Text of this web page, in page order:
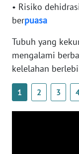
• Risiko
berpuasa
Tubuh yang
mengalami
kelelahan
1 2 3
Wahana
News
Regional
SUMUT
WN
JAKARTA